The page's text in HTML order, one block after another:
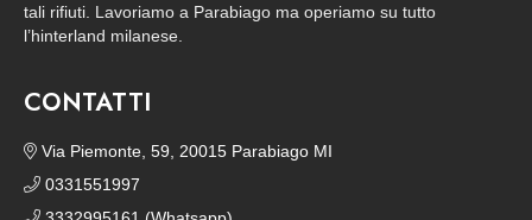
tali rifiuti. Lavoriamo a Parabiago ma operiamo su tutto
l’hinterland milanese.
CONTATTI
Via Piemonte, 59, 20015 Parabiago MI
0331551997